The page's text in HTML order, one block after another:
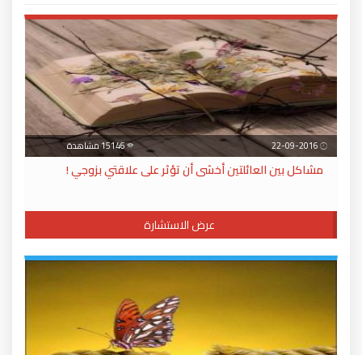
15146 مشاهدة
مشاكل بين العائلتين أخشى أن تؤثر على علاقتي بزوجي !
عرض الاستشارة